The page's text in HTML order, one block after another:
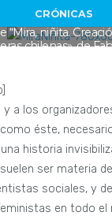
CRÓNICAS
“Mira, niñita.
chilenas», de
y a los
éste,
historia
ser materia
sociales, y
en todo el